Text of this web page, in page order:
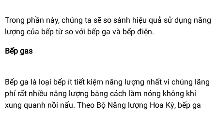
Trong phần này, chúng ta sẽ so sánh hiệu quả sử dụng năng
lượng của bếp từ so với bếp ga và bếp điện.
Bếp gas
Bếp ga là loại bếp ít tiết kiệm năng lượng nhất vì chúng lãng
phí rất nhiều năng lượng bằng cách làm nóng không khí
xung quanh nồi nấu. Theo Bộ Năng lượng Hoa Kỳ, bếp ga